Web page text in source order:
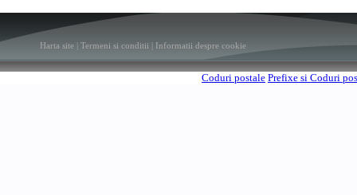
Harta site Termeni si conditii Informatii despre cookie
Coduri postale Prefixe si Coduri